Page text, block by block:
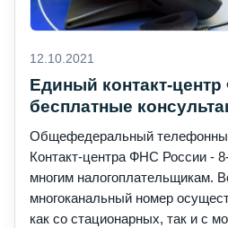
12.10.2021
Единый контакт-
бесплатные
Общефедеральный
Контакт-центра ФНС России -
многим налогоплательщикам.
многоканальный номер
как со стационарных, так и с